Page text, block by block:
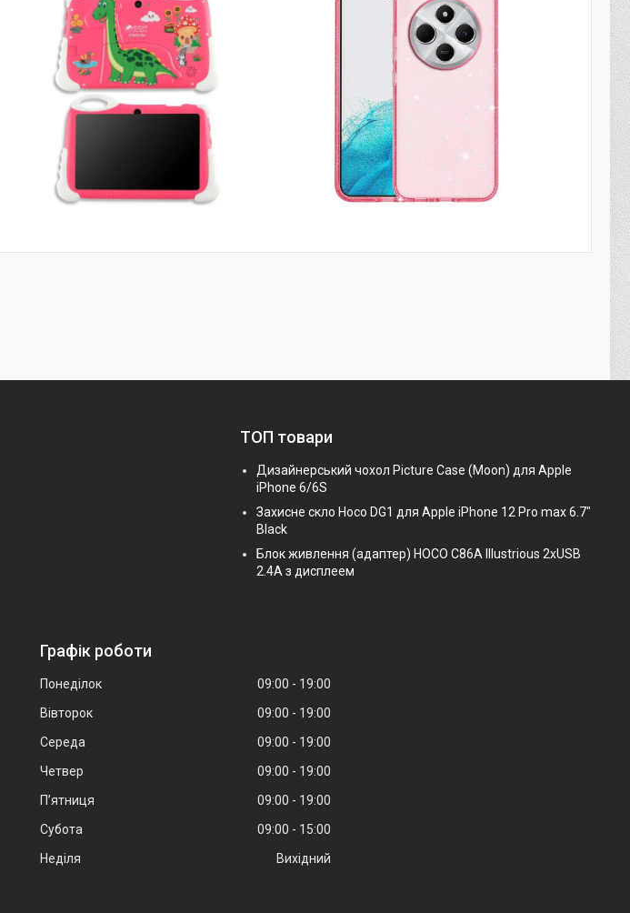
ТОП товари
Дизайнерський чохол Picture Case (Moon) для Apple
iPhone 6/6S
Захисне скло Hoco DG1 для Apple iPhone 12 Pro max 6.7"
Black
Блок живлення (адаптер) HOCO C86A Illustrious 2xUSB
2.4A з дисплеем
Графік роботи
Понеділок 09:00
19:00
Вівторок
09:00
19:00
Середа
09:00
19:00
Четвер
09:00
19:00
Пʼятниця
09:00
19:00
Субота
09:00
15:00
Неділя
Вихідний